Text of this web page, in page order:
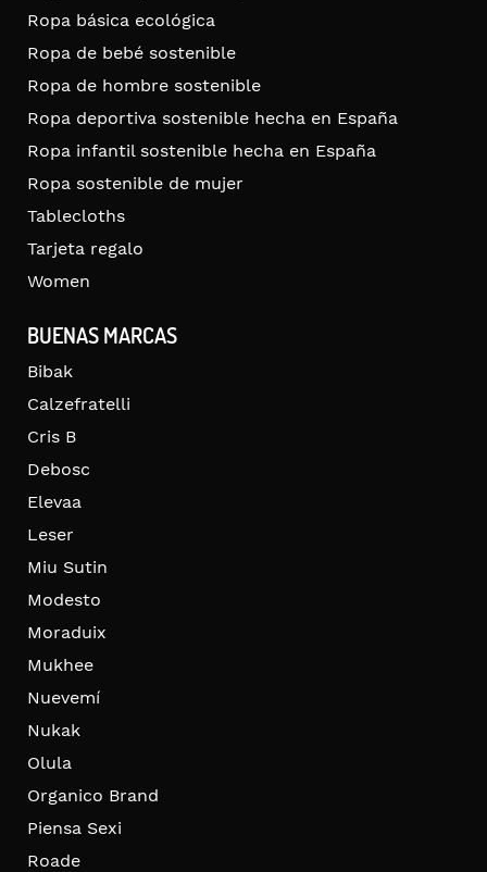
Ropa básica ecológica
Ropa de bebé sostenible
Ropa de hombre sostenible
Ropa deportiva sostenible hecha en España
Ropa infantil sostenible hecha en España
Ropa sostenible de mujer
Tablecloths
Tarjeta regalo
Women
BUENAS MARCAS
Bibak
Calzefratelli
Cris B
Debosc
Elevaa
Leser
Miu Sutin
Modesto
Moraduix
Mukhee
Nuevemí
Nukak
Olula
Organico Brand
Piensa Sexi
Roade